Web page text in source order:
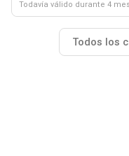
Todavía válido durante 4
Todos los